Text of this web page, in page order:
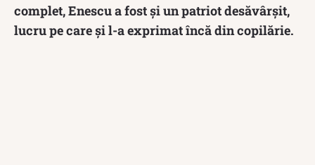
complet, Enescu a fost și un patriot desăvârșit,
lucru pe care și l-a exprimat încă din copilărie.